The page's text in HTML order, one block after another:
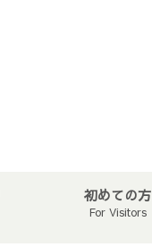
初めての方
For Visitors